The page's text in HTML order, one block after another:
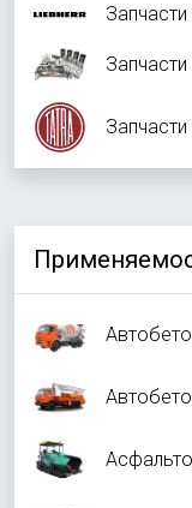
Запчасти
Запчасти
Запчасти